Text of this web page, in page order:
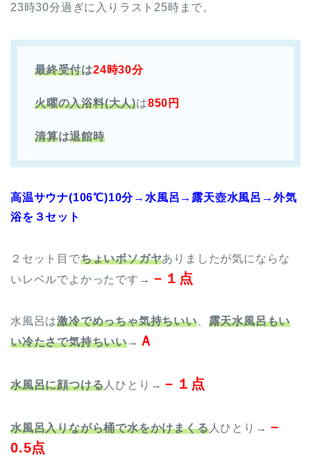
23時30分過ぎに入りラスト25時まで。
最終受付は24時30分
火曜の入浴料(大人)は850円
清算は退館時
高温サウナ(106℃)10分→水風呂→露天壺水風呂→外気
浴を３セット
２セット目でちょいボソガヤありましたが気にならな
いレベルでよかったです→ －１点
水風呂は激冷でめっちゃ気持ちいい、 露天水風呂もい
い冷たさで気持ちいい→ Ａ
水風呂に顔つける 人ひとり→ －１点
水風呂入りながら桶で水をかけまくる人ひとり→ －
0.5点